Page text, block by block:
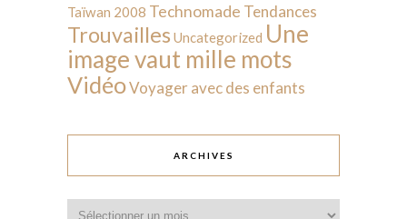
Taïwan 2008 Technomade Tendances
Trouvailles Uncategorized Une
image vaut mille mots
VidéoVoyager avec des enfants
ARCHIVES